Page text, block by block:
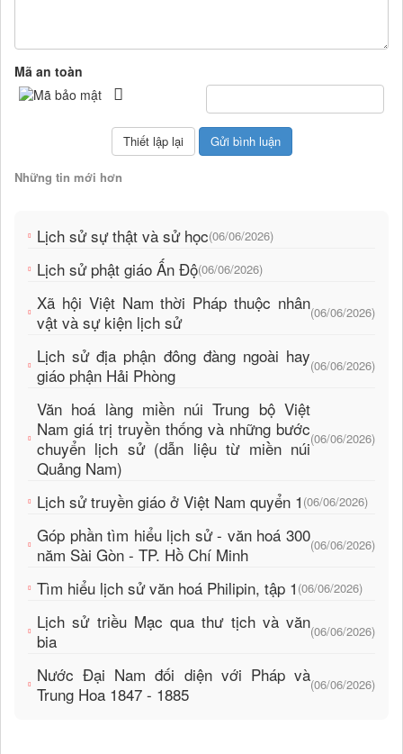
Mã an toàn
Những tin mới hơn
Lịch sử sự thật và sử học(06/06/2026)
Lịch sử phật giáo Ấn Độ(06/06/2026)
Xã hội Việt Nam thời Pháp thuộc nhân
vật và sự kiện lịch sử
(06/06/2026)
Lịch sử địa phận đông đàng ngoài hay
giáo phận Hải Phòng
(06/06/2026)
Văn hoá làng miền núi Trung bộ Việt
Nam giá trị truyền thống và những bước
chuyển lịch sử (dẫn liệu từ miền núi
Quảng Nam)
(06/06/2026)
Lịch sử truyền giáo ở Việt Nam quyển 1 (06/06/2026)
Góp phần tìm hiểu lịch sử - văn hoá 300
năm Sài Gòn - TP. Hồ Chí Minh
(06/06/2026)
Tìm hiểu lịch sử văn hoá Philipin, tập 1 (06/06/2026)
Lịch sử triều Mạc qua thư tịch và văn
bia
(06/06/2026)
Nước Đại Nam đối diện với Pháp và
Trung Hoa 1847 - 1885
(06/06/2026)